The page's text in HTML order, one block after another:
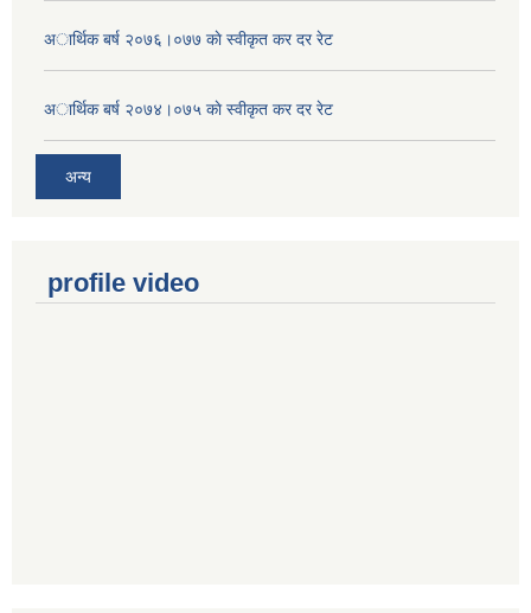
अार्थिक बर्ष २०७६।०७७ काे स्वीकृत कर दर रेट
अार्थिक बर्ष २०७४।०७५ काे स्वीकृत कर दर रेट
अन्य
profile video